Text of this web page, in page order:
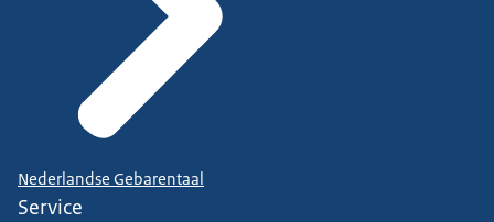
Nederlandse Gebarentaal
Service